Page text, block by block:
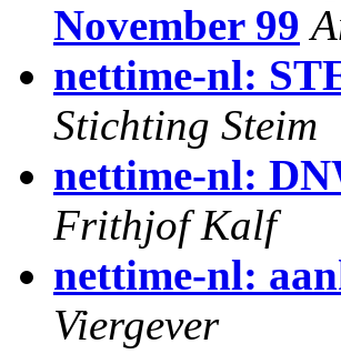
November 99
nettime-nl:
Stichting Steim
nettime-nl:
Frithjof Kalf
nettime-nl:
Viergever